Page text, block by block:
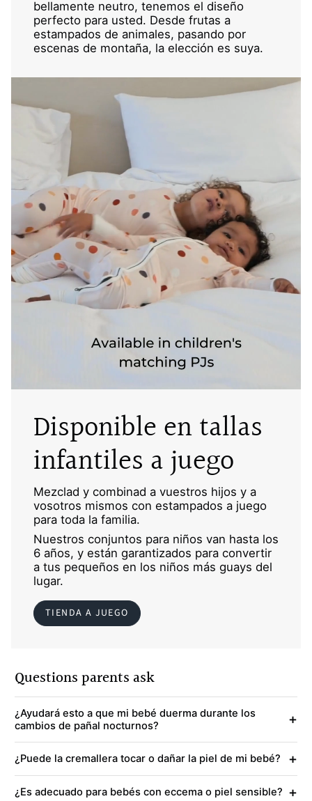
bellamente neutro, tenemos el diseño
perfecto para usted. Desde frutas a
estampados de animales, pasando por
escenas de montaña, la elección es suya.
Disponible en tallas
infantiles a juego
Mezclad y combinad a vuestros hijos y a
vosotros mismos con estampados a juego
para toda la familia.
Nuestros conjuntos para niños van hasta los
6 años, y están garantizados para convertir
a tus pequeños en los niños más guays del
lugar.
TIENDA A JUEGO
Questions parents ask
¿Ayudará esto a que mi bebé duerma durante los
cambios de pañal nocturnos?
+
¿Puede la cremallera tocar o dañar la piel de mi bebé? +
¿Es adecuado para bebés con eccema o piel sensible? +